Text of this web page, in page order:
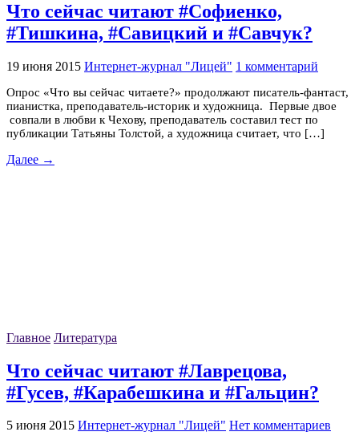
Что сейчас читают #Софиенко,
#Тишкина, #Савицкий и #Савчук?
19 июня 2015 Интернет-журнал "Лицей" 1 комментарий
Опрос «Что вы сейчас читаете?» продолжают писатель-фантаст,
пианистка, преподаватель-историк и художница. Первые двое
совпали в любви к Чехову, преподаватель составил тест по
публикации Татьяны Толстой, а художница считает, что […]
Далее →
Главное Литература
Что сейчас читают #Лаврецова,
#Гусев, #Карабешкина и #Гальцин?
5 июня 2015 Интернет-журнал "Лицей" Нет комментариев